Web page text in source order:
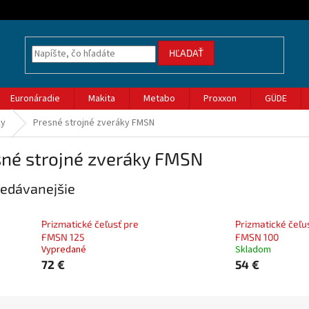
HĽADAŤ
Euronáradie Makita Metabo Proxxon GÜDE
Presné strojné zveráky FMSN
strojné zveráky FMSN
Prizmatické čeľusť pre
FMSN 125
Vypredané
72 €
Prizmatické
FMSN 100
Skladom
54 €